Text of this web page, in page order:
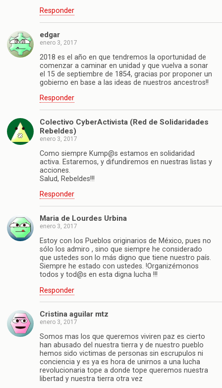
Responder
edgar
enero 3, 2017
2018 es el año en que tendremos la oportunidad de
comenzar a caminar en unidad y que vuelva a sonar
el 15 de septiembre de 1854, gracias por proponer un
gobierno en base a las ideas de nuestros ancestros!!
Responder
Colectivo CyberActivista (Red de Solidaridades
Rebeldes)
enero 3, 2017
Como siempre Kump@s estamos en solidaridad
activa. Estaremos, y difundiremos en nuestras listas y
acciones.
Salud, Rebeldes!!!
Responder
Maria de Lourdes Urbina
enero 3, 2017
Estoy con los Pueblos originarios de México, pues no
sólo los admiro , sino que siempre he considerado
que ustedes son lo más digno que tiene nuestro país.
Siempre he estado con ustedes. !Organizémonos
todos y tod@s en esta digna lucha !!!
Responder
Cristina aguilar mtz
enero 3, 2017
Somos mas los que queremos viviren paz es cierto
han abusado del nuestra tierra y de nuestro pueblo
hemos sido victimas de personas sin escrupulos ni
conciencia y es ya es hora de unirnos a una lucha
revolucionaria tope a donde tope queremos nuestra
libertad y nuestra tierra otra vez